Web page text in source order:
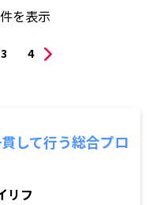
件を表示
3 4
して行う総合プロ
リフ